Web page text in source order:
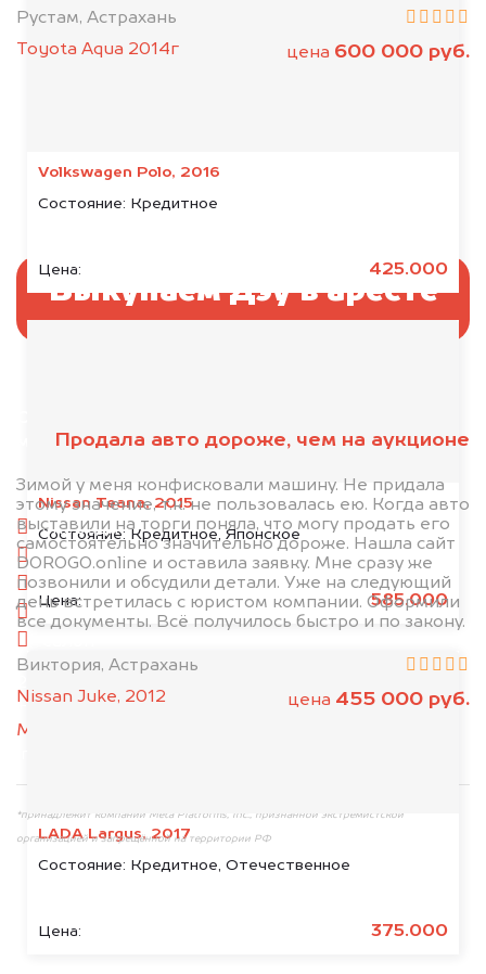
Volkswagen Polo, 2016
Состояние: Кредитное
Цена: 425.000
Nissan Teana, 2015
Состояние: Кредитное, Японское
Цена: 585.000
LADA Largus, 2017
Состояние: Кредитное, Отечественное
Цена: 375.000
Рустам, Астрахань
Toyota Aqua 2014г
цена 600 000 руб.
Продала авто дороже, чем на аукционе
Зимой у меня конфисковали машину. Не придала
этому значение, т.к. не пользовалась ею. Когда авто
выставили на торги поняла, что могу продать его
самостоятельно значительно дороже. Нашла сайт
DOROGO.online и оставила заявку. Мне сразу же
позвонили и обсудили детали. Уже на следующий
день встретилась с юристом компании. Оформили
все документы. Всё получилось быстро и по закону.
Виктория, Астрахань
Nissan Juke, 2012
цена 455 000 руб.
Выкупаем Дэу в аресте
минуту эксперт-оценщик назовёт сумму.
1. Сфотографируйте машину:
спереди
сзади
слева
справа
+79584983298 по WhatsApp*,в мессенджер
MAX
*принадлежит компании Meta Platforms, Inc., признанной экстремистской
организацией и запрещённой на территории РФ